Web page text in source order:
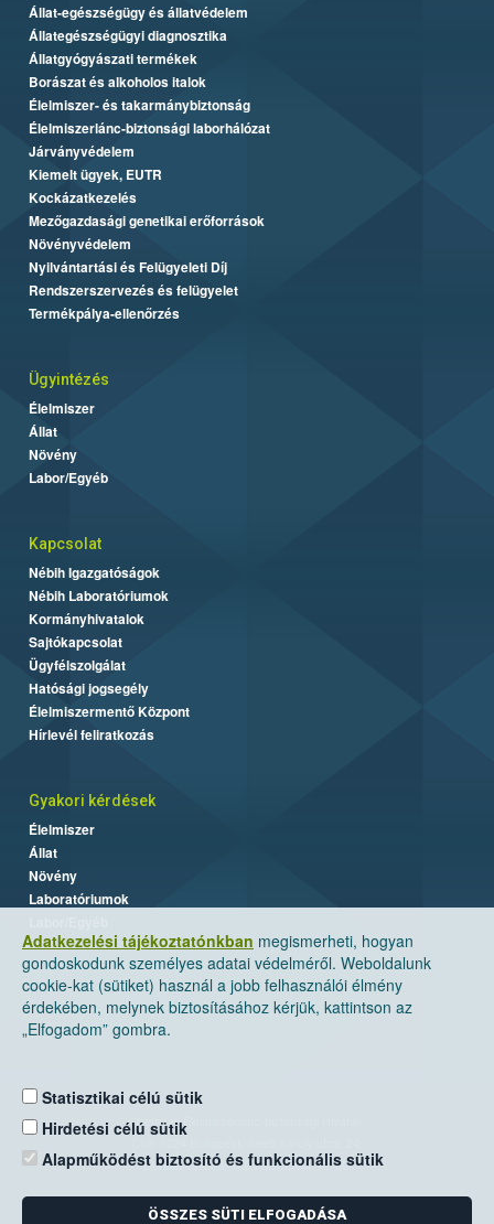
Adatkezelési tájékoztatónkban megismerheti, hogyan
gondoskodunk személyes adatai védelméről. Weboldalunk
cookie-kat (sütiket) használ a jobb felhasználói élmény
érdekében, melynek biztosításához kérjük, kattintson az
„Elfogadom” gombra.
Statisztikai célú sütik
Hirdetési célú sütik
Alapműködést biztosító és funkcionális sütik
ÖSSZES SÜTI ELFOGADÁSA
Állat-egészségügy és állatvédelem
Állategészségügyi diagnosztika
Állatgyógyászati termékek
Borászat és alkoholos italok
Élelmiszer- és takarmánybiztonság
Élelmiszerlánc-biztonsági laborhálózat
Járványvédelem
Kiemelt ügyek, EUTR
Kockázatkezelés
Mezőgazdasági genetikai erőforrások
Növényvédelem
Nyilvántartási és Felügyeleti Díj
Rendszerszervezés és felügyelet
Termékpálya-ellenőrzés
Ügyintézés
Élelmiszer
Állat
Növény
Labor/Egyéb
Kapcsolat
Nébih Igazgatóságok
Nébih Laboratóriumok
Kormányhivatalok
Sajtókapcsolat
Ügyfélszolgálat
Hatósági jogsegély
Élelmiszermentő Központ
Hírlevél feliratkozás
Gyakori kérdések
Élelmiszer
Állat
Növény
Laboratóriumok
Nemzeti Élelmiszerlánc-biztonsági Hivatal
Levelezési cím: 1525 Budapest. Pf. 30.